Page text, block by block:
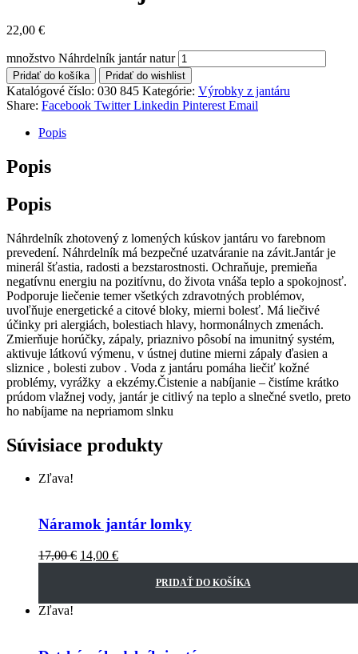
22,00 €
množstvo Náhrdelník jantár natur
Pridať do košíka Pridať do wishlist
Katalógové číslo: 030 845 Kategórie: Výrobky z jantáru
Share: Facebook Twitter Linkedin Pinterest Email
Popis
Popis
Popis
Náhrdelník zhotovený z lomených kúskov jantáru vo farebnom
prevedení. Náhrdelník má bezpečné uzatváranie na závit.Jantár je
minerál šťastia, radosti a bezstarostnosti. Ochraňuje, premieňa
negatívnu energiu na pozitívnu, do života vnáša teplo a spokojnosť.
Podporuje liečenie temer všetkých zdravotných problémov,
uvoľňuje energetické a citové bloky, mierni bolesť. Má liečivé
účinky pri alergiách, bolestiach hlavy, hormonálnych zmenách.
Zmierňuje horúčky, zápaly, priaznivo pôsobí na imunitný systém,
aktivuje látkovú výmenu, v ústnej dutine mierni zápaly ďasien a
sliznice , bolesti zubov . Voda z jantáru pomáha liečiť kožné
problémy, vyrážky a ekzémy.Čistenie a nabíjanie – čistíme krátko
prúdom vlažnej vody, jantár je citlivý na teplo a slnečné svetlo, preto
ho nabíjame na nepriamom slnku
Súvisiace produkty
Zľava!
Náramok jantár lomky
17,00€ 14,00 €
PRIDAŤ DO KOŠÍKA
Zľava!